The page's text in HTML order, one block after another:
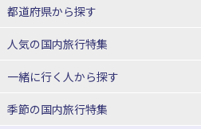
青森県
宮城県
山形県
関東
青森県ホテル・旅館
宮城県ホテル・旅館
山形県ホテル・旅館
北海道
湯の川温泉(北海道)
十勝川温泉(北海道)
洞爺湖温泉(北海道)
都道府県から探す
北海道旅行・ツアー
東北
人気の国内旅行特集
東京ディズニーリゾート®への旅
一緒に行く人から探す
一人旅 国内版
季節の国内旅行特集